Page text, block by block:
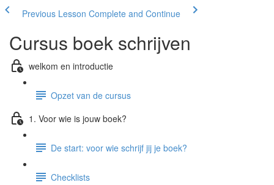
Previous Lesson Complete and Continue
Cursus boek schrijven
welkom en introductie
Opzet van de cursus
1. Voor wie is jouw boek?
De start: voor wie schrijf jij je boek?
Checklists